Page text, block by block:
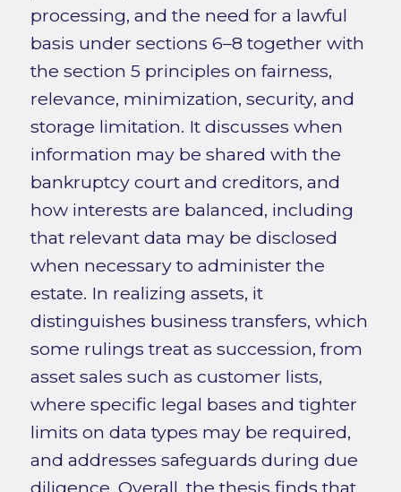
processing, and the need for a lawful
basis under sections 6–8 together with
the section 5 principles on fairness,
relevance, minimization, security, and
storage limitation. It discusses when
information may be shared with the
bankruptcy court and creditors, and
how interests are balanced, including
that relevant data may be disclosed
when necessary to administer the
estate. In realizing assets, it
distinguishes business transfers, which
some rulings treat as succession, from
asset sales such as customer lists,
where specific legal bases and tighter
limits on data types may be required,
and addresses safeguards during due